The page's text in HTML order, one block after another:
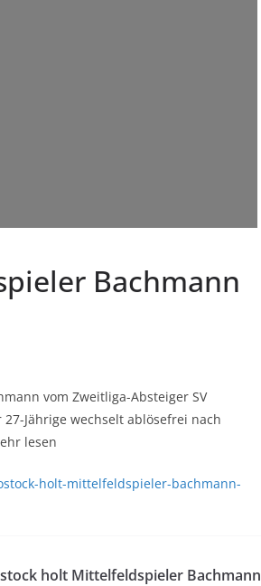
Bachmann
vom Zweitliga-Absteiger SV
Jährige wechselt ablösefrei nach
lesen
holt-mittelfeldspieler-bachmann-
holt Mittelfeldspieler Bachmann